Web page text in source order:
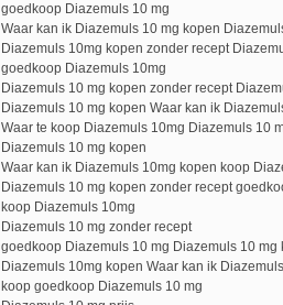
goedkoop Diazemuls 10 mg
Waar kan ik Diazemuls 10 mg kopen
Diazemuls 10mg kopen zonder recept
goedkoop Diazemuls 10mg
Diazemuls 10 mg kopen zonder recept
Diazemuls 10 mg kopen Waar kan ik
Waar te koop Diazemuls 10mg Diazemuls 10
Diazemuls 10 mg kopen
Waar kan ik Diazemuls 10mg kopen koop
Diazemuls 10 mg kopen zonder recept
koop Diazemuls 10mg
Diazemuls 10 mg zonder recept
goedkoop Diazemuls 10 mg Diazemuls 10 mg
Diazemuls 10mg kopen Waar kan ik
koop goedkoop Diazemuls 10 mg